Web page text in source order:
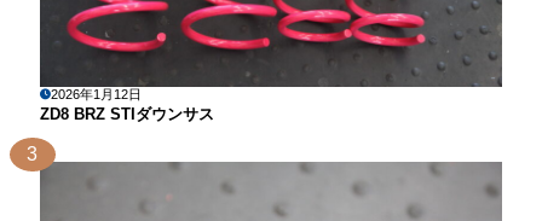
2026年1月12日
ZD8 BRZ STIダウンサス
3